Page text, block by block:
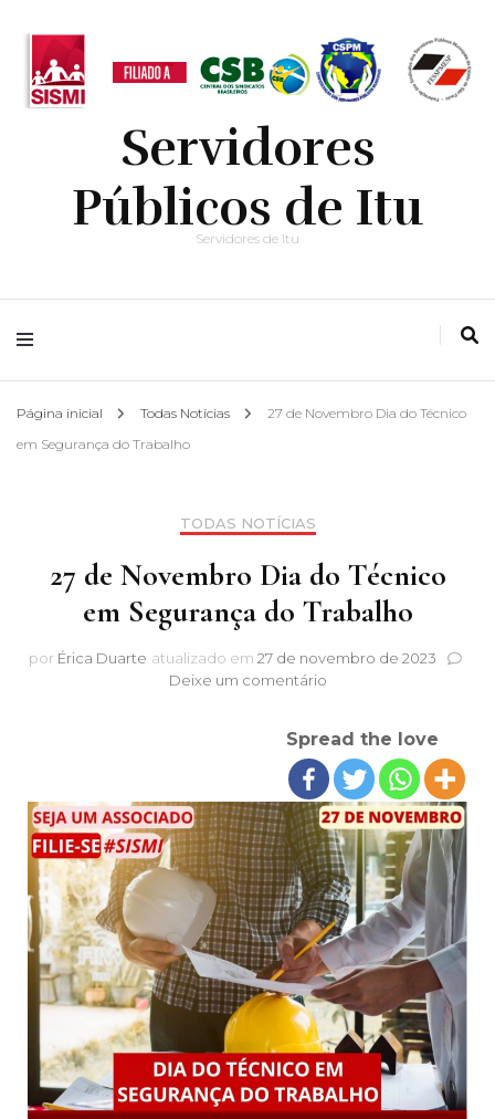
Servidores
Públicos de Itu
Servidores de Itu
Página inicial Todas Notícias
27 de Novembro Dia do Técnico
em Segurança do Trabalho
TODAS NOTÍCIAS
27 de Novembro Dia do Técnico
em Segurança do Trabalho
por Érica Duarte atualizado em 27 de novembro de 2023
Deixe um comentárioem
Novembro
Dia
do
Técnico
em
Segurança
do
Trabalho
Spread the love